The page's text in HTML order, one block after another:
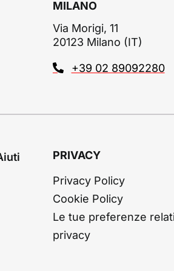
MILANO
Via Morigi, 11
20123 Milano (IT)
+39 02 89092280
PRIVACY
Privacy Policy
Cookie Policy
Le tue preferenze
privacy